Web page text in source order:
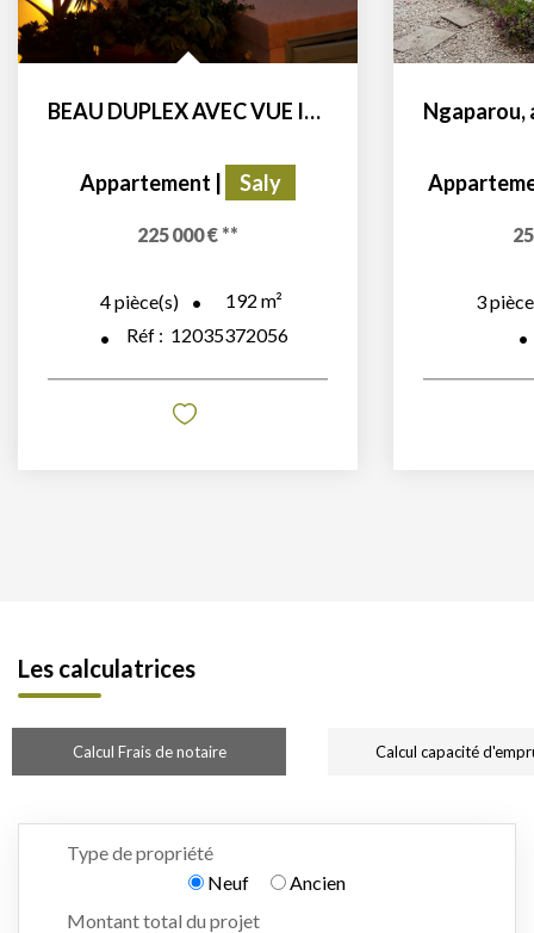
BEAU DUPLEX AVEC VUE IMPRENABLE SUR L'OCEAN EN RÉSIDENCE...
Appartement Saly
225 000 € **
4pièce(s) 192 m²
Réf : 12035372056
3
Les calculatrices
Calcul Frais de notaire Calcul capacité